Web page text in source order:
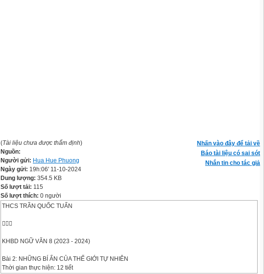
Nhấn vào đây để tải về
Báo tài liệu có sai sót
Nhắn tin cho tác giả
(Tài liệu chưa được thẩm định)
Nguồn:
Người gửi: Hua Hue Phuong
Ngày gửi: 19h:06' 11-10-2024
Dung lượng: 354.5 KB
Số lượt tải: 115
Số lượt thích: 0 người
THCS TRẦN QUỐC TUẤN

KHBD NGỮ VĂN 8 (2023 - 2024)
Bài 2: NHỮNG BÍ ẨN CỦA THẾ GIỚI TỰ NHIÊN
Thời gian thực hiện: 12 tiết